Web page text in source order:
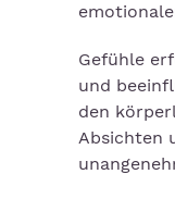
Gefühle
und
den
Absichten